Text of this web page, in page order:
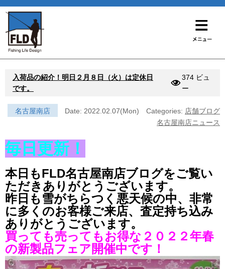
入荷品の紹介！明日２月８日（火）は定休日
です。
374 ビュ
ー
名古屋南店 Date: 2022.02.07(Mon) Categories: 店舗ブログ
名古屋南店ニュース
毎日更新！
本日もFLD名古屋南店ブログをご覧い
ただきありがとうございます。
昨日も雪がちらつく悪天候の中、非常
に多くのお客様ご来店、査定持ち込み
ありがとうございます。
買っても売ってもお得な２０２２年春
の新製品フェア開催中です！